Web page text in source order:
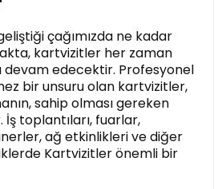
çağımızda ne kadar
kartvizitler her zaman
edecektir. Profesyonel
bir unsuru olan kartvizitler,
sahip olması gereken
toplantıları, fuarlar,
ağ etkinlikleri ve diğer
Kartvizitler önemli bir